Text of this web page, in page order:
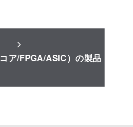
ア/FPGA/ASIC）の製品